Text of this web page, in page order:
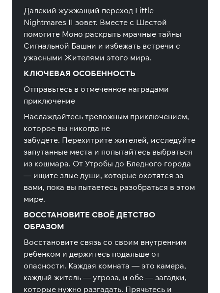
Далекий жужжащий переход Little
Nightmares II зовет. Вместе с Шестой
помогите Моно раскрыть мрачные тайны
Сигнальной Башни и избежать встречи с
ужасными Жителями этого мира.
КЛЮЧЕВАЯ ОСОБЕННОСТЬ
Отправьтесь в отмеченное наградами
приключение
Наслаждайтесь тревожным приключением,
которое вы никогда не
забудете. Перехитрите жителей, исследуйте
запутанные места и попытайтесь выбраться
из кошмара. От Утробы до Бледного города
— ищите злые души, которые охотятся за
вами, пока вы пытаетесь разобраться в этом
мире.
ВОССТАНОВИТЕ СВОЁ ДЕТСТВО
ОБРАЗОМ
Восстановите связь со своим внутренним
ребенком и держитесь подальше от
опасности. Каждая комната — это камера,
каждый житель — угроза, и обе — загадки,
которые нужно разгадать. Прячьтесь и